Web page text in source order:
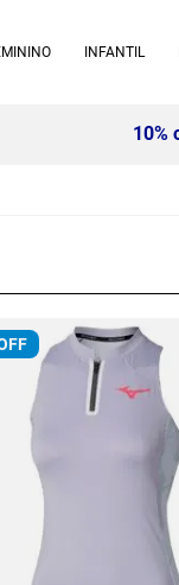
INFANTIL
Compre